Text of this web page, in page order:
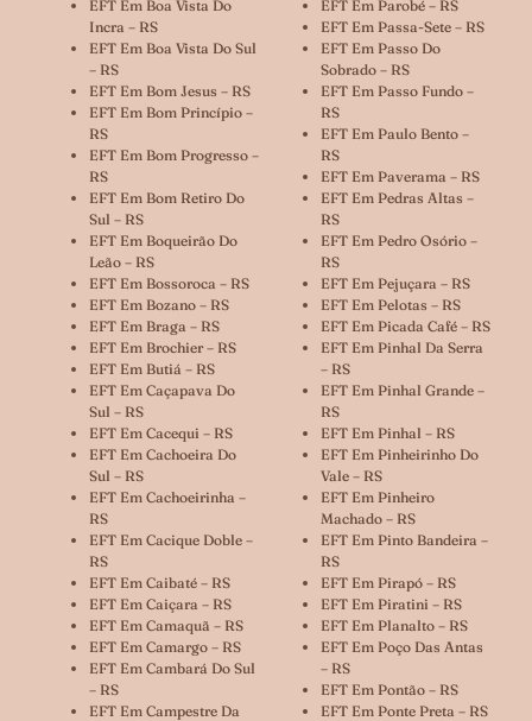
EFT Em Boa Vista Do
Incra – RS
EFT Em Boa Vista Do Sul
– RS
EFT Em Bom Jesus – RS
EFT Em Bom Princípio –
RS
EFT Em Bom Progresso –
RS
EFT Em Bom Retiro Do
Sul – RS
EFT Em Boqueirão Do
Leão – RS
EFT Em Bossoroca – RS
EFT Em Bozano – RS
EFT Em Braga – RS
EFT Em Brochier – RS
EFT Em Butiá – RS
EFT Em Caçapava Do
Sul – RS
EFT Em Cacequi – RS
EFT Em Cachoeira Do
Sul – RS
EFT Em Cachoeirinha –
RS
EFT Em Cacique Doble –
RS
EFT Em Caibaté – RS
EFT Em Caiçara – RS
EFT Em Camaquã – RS
EFT Em Camargo – RS
EFT Em Cambará Do Sul
– RS
EFT Em Campestre Da
EFT Em Parobé – RS
EFT Em Passa-Sete – RS
EFT Em Passo Do
Sobrado – RS
EFT Em Passo Fundo –
RS
EFT Em Paulo Bento –
RS
EFT Em Paverama – RS
EFT Em Pedras Altas –
RS
EFT Em Pedro Osório –
RS
EFT Em Pejuçara – RS
EFT Em Pelotas – RS
EFT Em Picada Café – RS
EFT Em Pinhal Da Serra
– RS
EFT Em Pinhal Grande –
RS
EFT Em Pinhal – RS
EFT Em Pinheirinho Do
Vale – RS
EFT Em Pinheiro
Machado – RS
EFT Em Pinto Bandeira –
RS
EFT Em Pirapó – RS
EFT Em Piratini – RS
EFT Em Planalto – RS
EFT Em Poço Das Antas
– RS
EFT Em Pontão – RS
EFT Em Ponte Preta – RS